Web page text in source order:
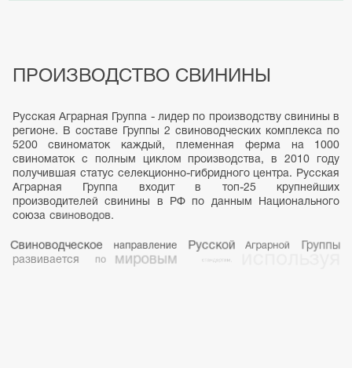
ПРОИЗВОДСТВО СВИНИНЫ
Русская Аграрная Группа - лидер по производству свинины в
регионе.
В составе Группы 2 свиноводческих комплекса по
5200
свиноматок каждый, племенная ферма на
1000
свиноматок
с полным циклом производства, в 2010
году
получившая статус селекционно-гибридного центра.
Русская
Аграрная
Группа входит в топ-25
крупнейших
производителей
свинины в РФ по данным
Национального
союза свиноводов.
Свиноводческое направление Русской Аграрной
Группы
развивается
по мировым стандартам,